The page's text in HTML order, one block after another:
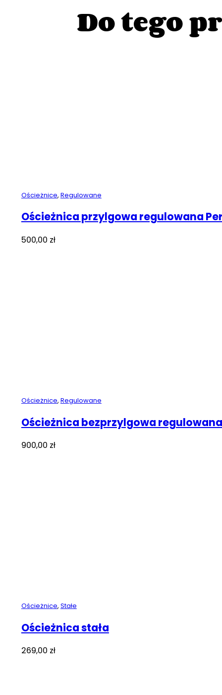
Do tego
Ościeżnice, Regulowane
Ościeżnica przylgowa regulowana
500,00 zł
Ościeżnice, Regulowane
Ościeżnica bezprzylgowa
900,00 zł
Ościeżnice, Stałe
Ościeżnica stała
269,00 zł